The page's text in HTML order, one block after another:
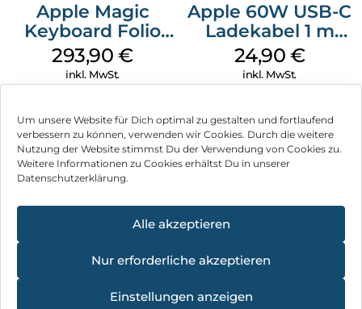
Um unsere Website für Dich optimal zu gestalten und fortlaufend
verbessern zu können, verwenden wir Cookies. Durch die weitere
Nutzung der Website stimmst Du der Verwendung von Cookies zu.
Weitere Informationen zu Cookies erhältst Du in unserer
Datenschutzerklärung.
Alle akzeptieren
Nur erforderliche akzeptieren
Einstellungen anzeigen
Apple Magic
Keyboard Folio
iPad 10.9″ (10.Gen.)
Weiß
293,90€
inkl. MwSt.
Apple 60W USB-C
Ladekabel 1 m
Weiß
24,90 €
inkl. MwSt.
Impressum
Hinweis zur Batterieentsorgung